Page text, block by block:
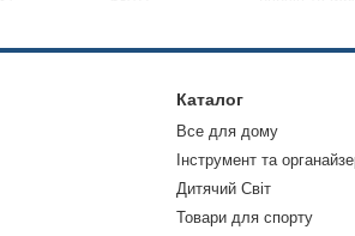
Каталог
Все для дому
Інструмент та
Дитячий Світ
Товари для спорту